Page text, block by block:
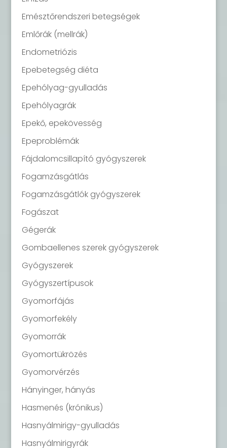
Emésztőrendszeri betegségek
Emlőrák (mellrák)
Endometriózis
Epebetegség diéta
Epehólyag-gyulladás
Epehólyagrák
Epekő, epekövesség
Epeproblémák
Fájdalomcsillapító gyógyszerek
Fogamzásgátlás
Fogamzásgátlók gyógyszerek
Fogászat
Gégerák
Gombaellenes szerek gyógyszerek
Gyógyszerek
Gyógyszertípusok
Gyomorfájás
Gyomorfekély
Gyomorrák
Gyomortükrözés
Gyomorvérzés
Hányinger, hányás
Hasmenés (krónikus)
Hasnyálmirigy-gyulladás
Hasnyálmirigyrák